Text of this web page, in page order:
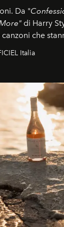
Da "
di Harry
che
stagione.
Italia